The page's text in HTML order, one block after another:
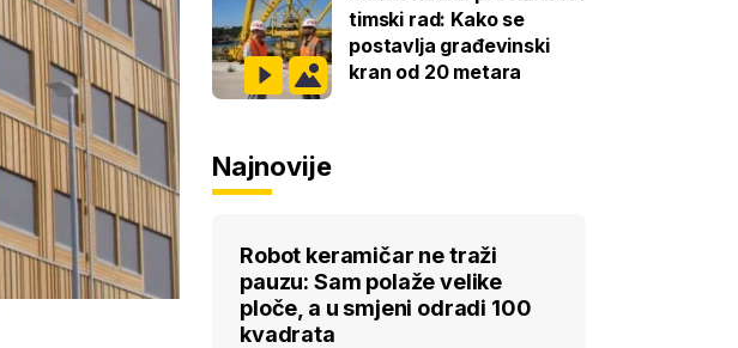
timski rad: Kako se
postavlja građevinski
kran od 20 metara
Najnovije
Robot keramičar ne traži
pauzu: Sam polaže velike
ploče, a u smjeni odradi 100
kvadrata